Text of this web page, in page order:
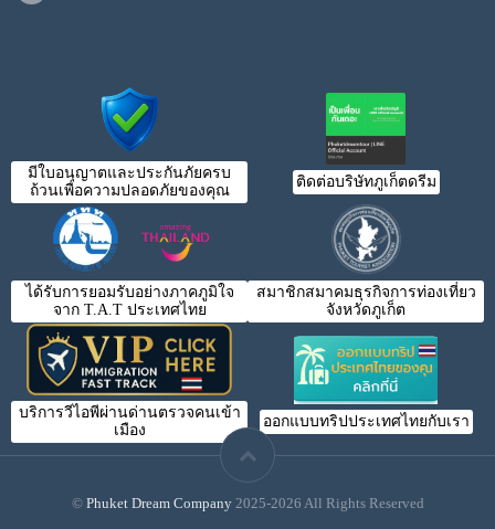
มีใบอนุญาตและประกันภัยครบ
ถ้วนเพื่อความปลอดภัยของคุณ
ติดต่อบริษัทภูเก็ตดรีม
ได้รับการยอมรับอย่างภาคภูมิใจ
จาก T.A.T ประเทศไทย
สมาชิกสมาคมธุรกิจการท่องเที่ยว
จังหวัดภูเก็ต
บริการวีไอพีผ่านด่านตรวจคนเข้า
เมือง
ออกแบบทริปประเทศไทยกับเรา
© Phuket Dream Company2025-2026 All Rights Reserved